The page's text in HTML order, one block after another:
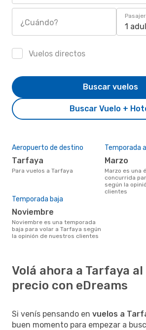
¿Cuándo? 1
Vuelos directos
Buscar Vuelo +
Buscar vuelos
Aeropuerto de destino
Tarfaya
Para vuelos a Tarfaya
Temporada
marzo
marzo es una época muy
concurrida
según la
clientes
Temporada baja
noviembre
noviembre es una temporada
baja para volar a Tarfaya según
la opinión de nuestros clientes
Volá ahora a Tarfaya
precio con eDreams
Si venís pensando en vuelos a
buen momento para empezar a